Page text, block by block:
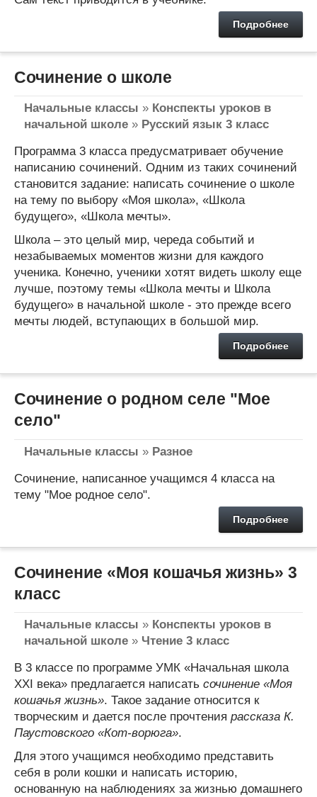
Подробнее
Сочинение о школе
Начальные классы » Конспекты уроков в
начальной школе » Русский язык 3 класс
Программа 3 класса предусматривает обучение
написанию сочинений. Одним из таких сочинений
становится задание: написать сочинение о школе
на тему по выбору «Моя школа», «Школа
будущего», «Школа мечты».
Школа – это целый мир, череда событий и
незабываемых моментов жизни для каждого
ученика. Конечно, ученики хотят видеть школу еще
лучше, поэтому темы «Школа мечты и Школа
будущего» в начальной школе - это прежде всего
мечты людей, вступающих в большой мир.
Подробнее
Сочинение о родном селе "Мое
село"
Начальные классы » Разное
Сочинение, написанное учащимся 4 класса на
тему "Мое родное село".
Подробнее
Сочинение «Моя кошачья жизнь» 3
класс
Начальные классы » Конспекты уроков в
начальной школе » Чтение 3 класс
В 3 классе по программе УМК «Начальная школа
XXI века» предлагается написать сочинение «Моя
кошачья жизнь». Такое задание относится к
творческим и дается после прочтения рассказа К.
Паустовского «Кот-ворюга».
Для этого учащимся необходимо представить
себя в роли кошки и написать историю,
основанную на наблюдениях за жизнью домашнего